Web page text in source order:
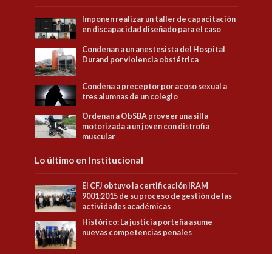
Imponen realizar un taller de capacitación
en discapacidad diseñado para el caso
Condenan a un anestesista del Hospital
Durand por violencia obstétrica
Condena a preceptor por acoso sexual a
tres alumnas de un colegio
Ordenan a ObSBA proveer una silla
motorizada a un joven con distrofia
muscular
Lo último en Institucional
El CFJ obtuvo la certificación IRAM
9001:2015 de su proceso de gestión de las
actividades académicas
Histórico: La justicia porteña asume
nuevas competencias penales